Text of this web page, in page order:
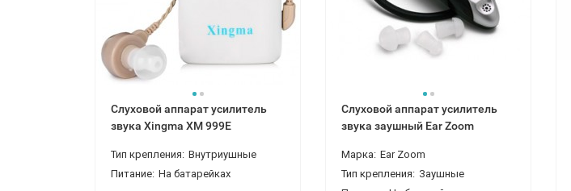
Слуховой аппарат усилитель
звука Xingma XM 999Е
Тип крепления: Внутриушные
Питание: На батарейках
Слуховой аппарат усилитель
звука заушный Ear Zoom
Марка: Ear Zoom
Тип крепления: Заушные